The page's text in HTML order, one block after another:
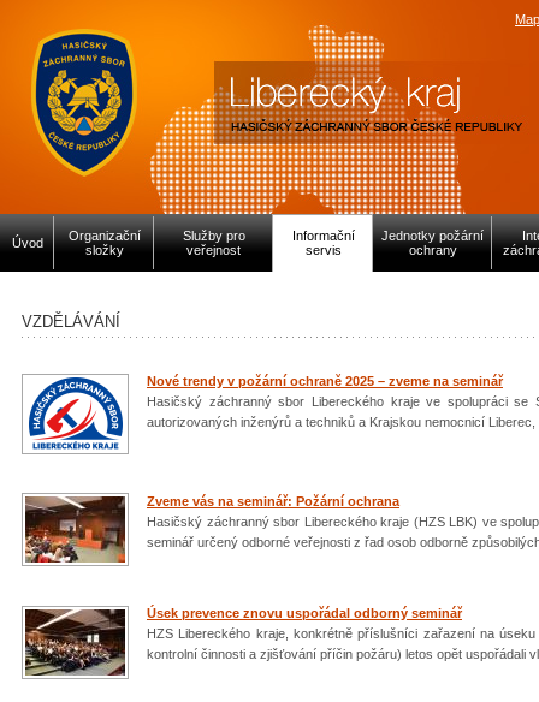
Úvod
Organizační
složky
Služby pro
veřejnost
Informační
servis
Jednotky požární
ochrany
VZDĚLÁVÁNÍ
Nové trendy v požární ochraně 2025 – zveme na seminář
Hasičský záchranný sbor Libereckého kraje ve spolupráci
autorizovaných inženýrů a techniků a Krajskou nemocnicí
Zveme vás na seminář: Požární ochrana
Hasičský záchranný sbor Libereckého kraje (HZS LBK) ve
seminář určený odborné veřejnosti z řad osob odborně
Úsek prevence znovu uspořádal odborný seminář
HZS Libereckého kraje, konkrétně příslušníci zařazení na
kontrolní činnosti a zjišťování příčin požáru) letos opět uspořádali